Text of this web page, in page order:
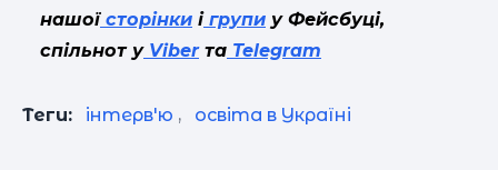
нашоїсторінки ігрупи у Фейсбуці,
спільнот уViberта Telegram
Теги: інтерв'ю , освіта в Україні